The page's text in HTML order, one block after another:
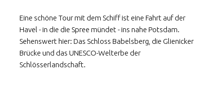
Eine schöne Tour mit dem Schiff ist eine Fahrt auf der
Havel - in die die Spree mündet - ins nahe Potsdam.
Sehenswert hier: Das Schloss Babelsberg, die Glienicker
Brücke und das UNESCO-Welterbe der
Schlösserlandschaft.